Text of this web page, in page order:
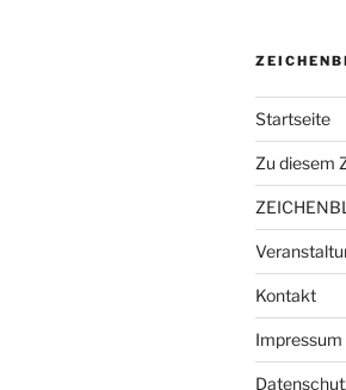
Startseite
Zu diesem
Kontakt
Impressum